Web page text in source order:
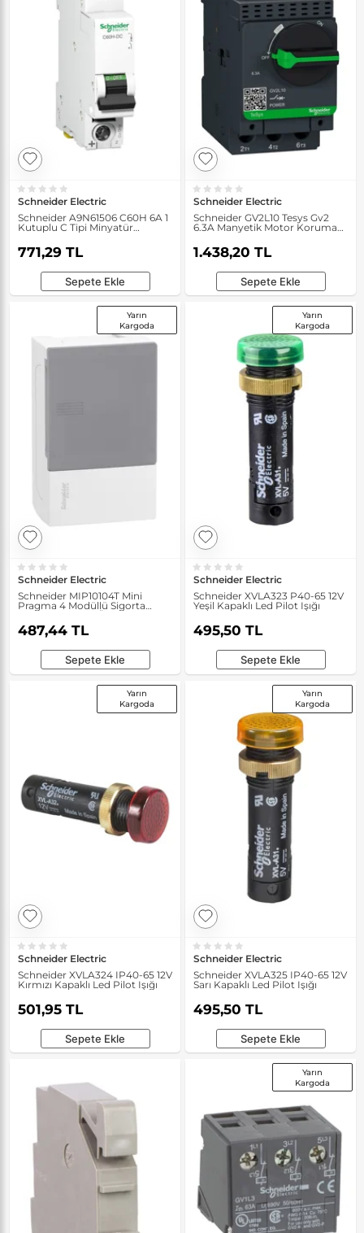
Schneider Electric
Schneider A9N61506 C60H 6A 1
Kutuplu C Tipi Minyatür
Otomatik Sigorta
771,29 TL
Sepete Ekle
Schneider Electric
Schneider GV2L10 Tesys Gv2
6.3A Manyetik Motor Koruma
Devre Kesici
1.438,20 TL
Sepete Ekle
Yarın
Kargoda
Schneider Electric
Schneider MIP10104T Mini
Pragma 4 Modüllü Sigorta
Koruma Kapağı
487,44 TL
Sepete Ekle
Yarın
Kargoda
Schneider Electric
Schneider XVLA323 P40-65 12V
Yeşil Kapaklı Led Pilot Işığı
495,50 TL
Sepete Ekle
Yarın
Kargoda
Schneider Electric
Schneider XVLA324 IP40-65 12V
Kırmızı Kapaklı Led Pilot Işığı
501,95 TL
Sepete Ekle
Yarın
Kargoda
Schneider Electric
Schneider XVLA325 IP40-65 12V
Sarı Kapaklı Led Pilot Işığı
495,50 TL
Sepete Ekle
Yarın
Kargoda